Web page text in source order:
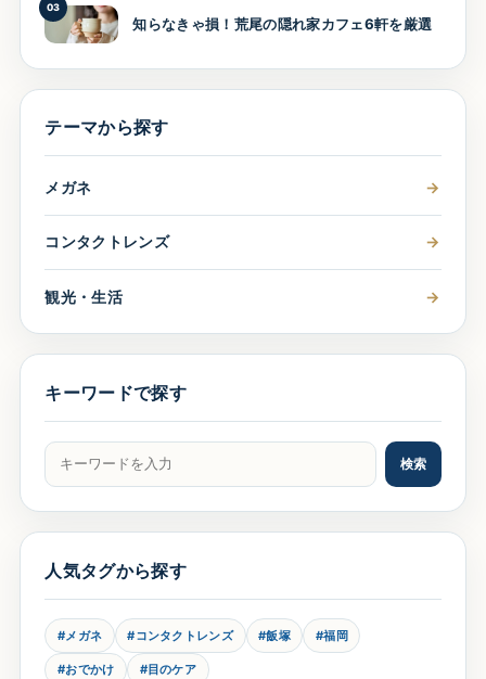
03
知らなきゃ損！荒尾の隠れ家カフェ6軒を厳選
テーマから探す
メガネ →
コンタクトレンズ →
観光・生活 →
キーワードで探す
記事をキーワードで検索 検索
人気タグから探す
#メガネ #コンタクトレンズ #飯塚 #福岡
#おでかけ #目のケア